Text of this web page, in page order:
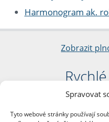
Spravovat
Tyto webové stránky používají
Harmonogram ak.
Zobrazit
nám.